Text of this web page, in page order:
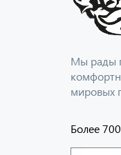
Мы рады
мировых
Более